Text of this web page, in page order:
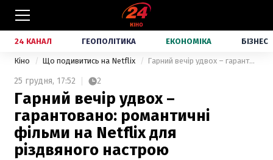
24 КАНАЛ ГЕОПОЛІТИКА ЕКОНОМІКА БІЗНЕС
Кіно Що подивитись на Netflix Гарний вечір удвох – гарантовано: романтичні фільми на Netflix для різдвяного настрою
25 грудня, 17:52 2
Гарний вечір удвох –
гарантовано: романтичні
фільми на Netflix для
різдвяного настрою